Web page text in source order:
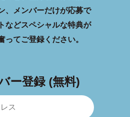
、メンバーだけが応募で
などスペシャルな特典が
ってご登録ください。
ー登録 (無料)